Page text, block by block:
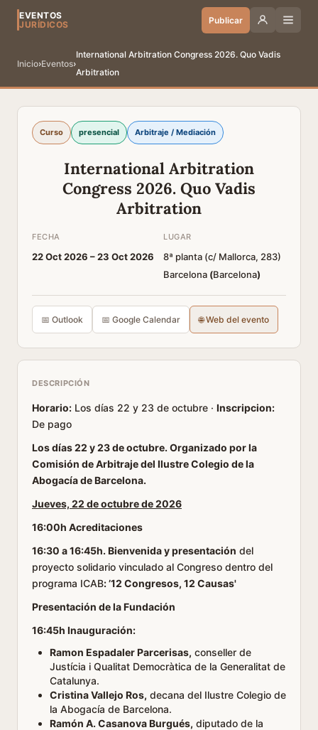
EVENTOS
JURÍDICOS
Publicar
Inicio›Eventos›
International Arbitration Congress 2026. Quo Vadis
Arbitration
Curso presencial Arbitraje / Mediación
International Arbitration
Congress 2026. Quo Vadis
Arbitration
FECHA
22 Oct 2026 –23 Oct 2026
LUGAR
8ª planta (c/ Mallorca, 283)
Barcelona (Barcelona)
📅 Outlook 📅 Google Calendar 🌐 Web del evento
DESCRIPCIÓN
Horario: Los días 22 y 23 de octubre · Inscripcion:
De pago
Los días 22 y 23 de octubre. Organizado por la
Comisión de Arbitraje del Ilustre Colegio de la
Abogacía de Barcelona.
Jueves, 22 de octubre de 2026
16:00h Acreditaciones
16:30 a 16:45h. Bienvenida y presentación del
proyecto solidario vinculado al Congreso dentro del
programa ICAB: ’12 Congresos, 12 Causas'
Presentación de la Fundación
16:45h Inauguración:
Ramon Espadaler Parcerisas, conseller de
Justícia i Qualitat Democràtica de la Generalitat de
Catalunya.
Cristina Vallejo Ros, decana del Ilustre Colegio de
la Abogacía de Barcelona.
Ramón A. Casanova Burgués, diputado de la